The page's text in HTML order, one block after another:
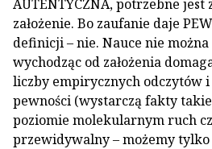
AUTENTYCZNA, potrzebne jest
założenie. Bo zaufanie daje
definicji – nie. Nauce nie
wychodząc od założenia
liczby empirycznych odczytów
pewności (wystarczą fakty
poziomie molekularnym ruch
przewidywalny – możemy tylko